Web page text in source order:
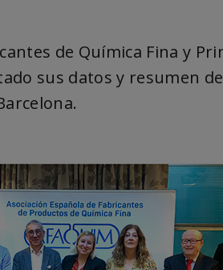
de Química Fina y
sus datos y resumen